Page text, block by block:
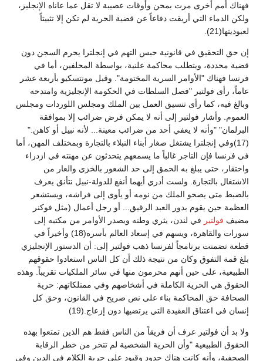
فهناك أمم أخرى مرت بمحن وأوقات عصيبة لا تقل عما عاناه الإنجليز،
ولكن الدماء التي أريقت دفاعاً عن قضية الحرية لم تكن إلا تثبيتاً
لعبوديتها(21).
إن حق التحقيق في قانونية حبس التهم في إنجلترا يحرم السجن دون
قضية محددة، ويتطلب محاكمة علنية، بواسطة المحلفين، أما في
فرنسا فهناك "الأوامر السرية المختومة". وقبل مونتسكيو بأربعة عشر
عاماً، رأى فولتير "فصل السلطات في الحكومة الإنجليزية وامتدحه
وبالغ فيه، كما رأى تنسيق العمل بين الملك ومجلس اللوردات ومجلس
العموم. وأشار فولتير إلى أنه لا يمكن فرض ضرائب إلا بموافقة
البرلمان" "وأنه لا يعفي أحد من ضرائب معينة... لأنه نبيل أو كاهن."
(17)وفي إنجلترا يشتغل صغار أبناء النبلاء بالتجارة وبمختلف المهن، أما
في فرنسا فإن التاجر غالباً ما يسمعهم يتحدثون عن مهنته في ازدراء
واحتقار، حتى يبلغ به الحمق إلى حد الشعور بالخزي والعار من
الاشتغال بالتجارة. ولست أدري أيهما أنفع للدولة-نبيل نتأنق يعرف
بالضبط متى يصحو الملك من نومه أو يأوى إلى فراشه، ويستشعر
العظمة حين يقوم بدور العبد الرقيق... أو رجل أعمال (مثل فوكنر
مضيف فولتير في لندن، يثري وطنه ويصدر الأوامر من مكتبه إلى
سورات والقاهرة، ويسهم في إسعاد العالم بأسره(18) وأخيراً في
قطعة تضمنت برنامجاً لفرنسا ذهب فولتير إلى: أن الدستور الإنجليزي
بلغ قمة التفوق وكان من نتيجة ذلك أن كل الناس استعادوا حقوقهم
الطبيعية، على حين أنهم محرمون منها في سائر الملكيات تقريباً. وهذه
الحقوق هي الحرية الكاملة في أشخاصهم وفي ممتلكاتهم: حرية
الصحافة حق المحاكمة بناء على نص صريح في القانون، وحق كل
إنسان في اعتناق العقيدة التي يرتضيها دون إزعاج.(19)
ولا بد أن فولتير عرف أن فريقاً من الناس فقط هم الذين تمتعوا بهذه
الحقوق الطبيعية "وأن الحرية الشخصية لم تتحر من خطر الرقابة
الصحفية، وأنه كانت هناك حدود وقيود على حرية الكلام في الدين وفي